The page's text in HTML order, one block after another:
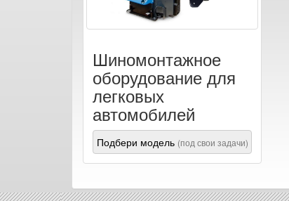
Шиномонтажное
оборудование для
легковых
автомобилей
Подбери модель (под свои задачи)